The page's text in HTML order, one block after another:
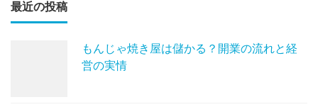
最近の投稿
もんじゃ焼き屋は儲かる？開業の流れと経
営の実情